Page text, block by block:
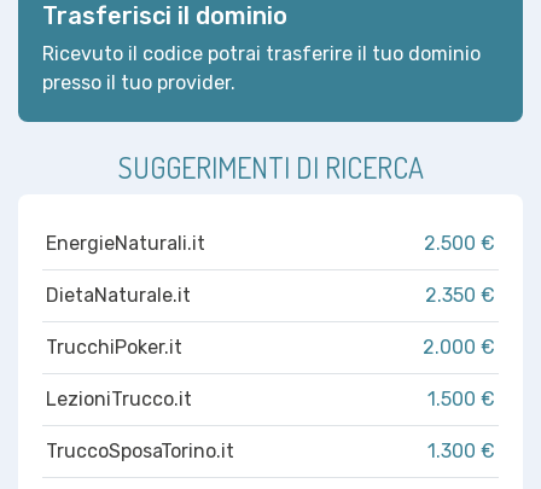
Trasferisci il dominio
Ricevuto il codice potrai trasferire il tuo dominio
presso il tuo provider.
SUGGERIMENTI DI RICERCA
EnergieNaturali.it 2.500 €
DietaNaturale.it 2.350 €
TrucchiPoker.it 2.000 €
LezioniTrucco.it 1.500 €
TruccoSposaTorino.it 1.300 €